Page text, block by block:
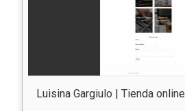
Luisina Gargiulo | Tienda online